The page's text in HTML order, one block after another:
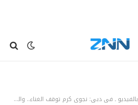
بالفيديو ـ في دبي: نجوى كرم توقف الغناء.. والسبب: إقتحام وقلادة مُزعجة!